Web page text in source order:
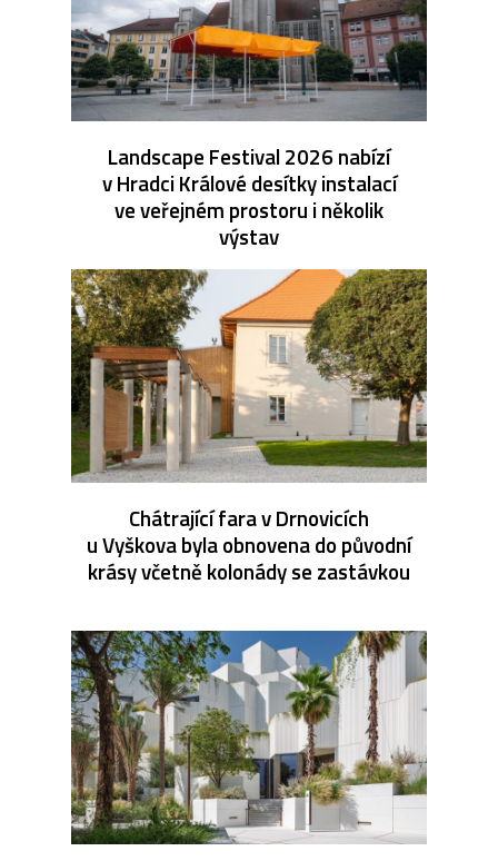
Landscape Festival 2026 nabízí
v Hradci Králové desítky instalací
ve veřejném prostoru i několik
výstav
Chátrající fara v Drnovicích
u Vyškova byla obnovena do původní
krásy včetně kolonády se zastávkou